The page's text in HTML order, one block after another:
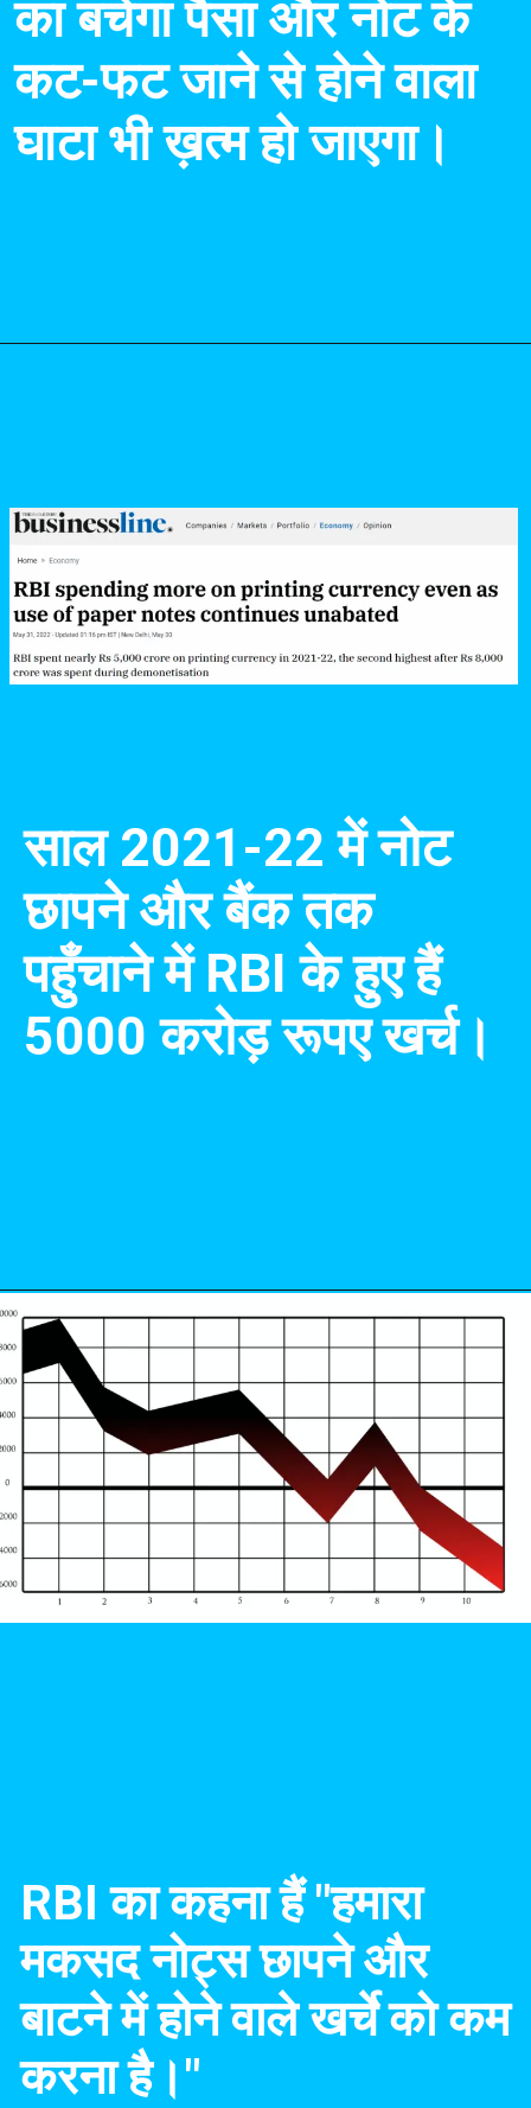
का बचेगा पैसा और नोट के
कट-फट जाने से होने वाला
घाटा भी ख़त्म हो जाएगा।
साल 2021-22 में नोट
छापने और बैंक तक
पहुँचाने में RBI के हुए हैं
5000 करोड़ रूपए खर्च।
RBI का कहना हैं "हमारा
मकसद नोट्स छापने और
बाटने में होने वाले खर्चे को कम
करना है।"